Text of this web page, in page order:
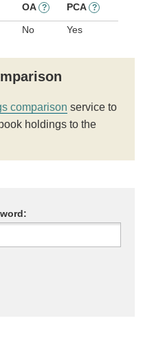
OA ? PCA ?
No Yes
comparison service to
holdings to the